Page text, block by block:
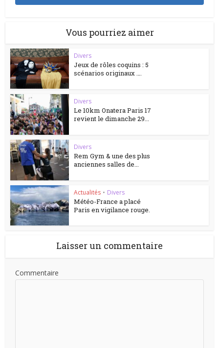
Vous pourriez aimer
Divers
Jeux de rôles coquins : 5
scénarios originaux ….
Divers
Le 10km Onatera Paris 17
revient le dimanche 29...
Divers
Rem Gym & une des plus
anciennes salles de...
Actualités • Divers
Météo-France a placé
Paris en vigilance rouge.
Laisser un commentaire
Commentaire